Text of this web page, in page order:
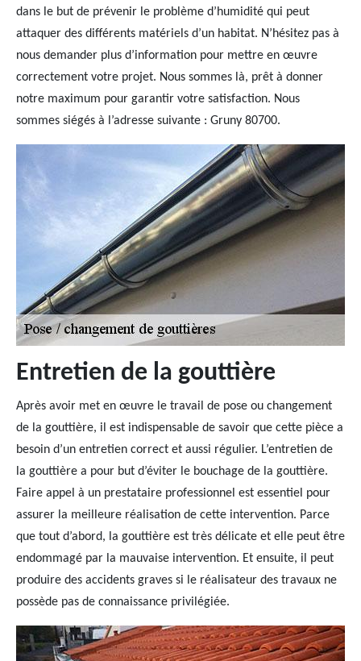
dans le but de prévenir le problème d’humidité qui peut
attaquer des différents matériels d’un habitat. N’hésitez pas à
nous demander plus d’information pour mettre en œuvre
correctement votre projet. Nous sommes là, prêt à donner
notre maximum pour garantir votre satisfaction. Nous
sommes siégés à l’adresse suivante : Gruny 80700.
Entretien de la gouttière
Après avoir met en œuvre le travail de pose ou changement
de la gouttière, il est indispensable de savoir que cette pièce a
besoin d’un entretien correct et aussi régulier. L’entretien de
la gouttière a pour but d’éviter le bouchage de la gouttière.
Faire appel à un prestataire professionnel est essentiel pour
assurer la meilleure réalisation de cette intervention. Parce
que tout d’abord, la gouttière est très délicate et elle peut être
endommagé par la mauvaise intervention. Et ensuite, il peut
produire des accidents graves si le réalisateur des travaux ne
possède pas de connaissance privilégiée.